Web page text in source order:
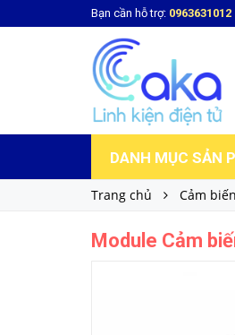
Bạn cần hỗ trợ: 0963631012
DANH MỤC SẢN
Trang chủ Cảm biến
Module Cảm
Module Cảm